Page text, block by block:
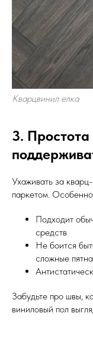
Кварцвинил елка
3.
Ухаживать за
паркетом.
Подходит
средств
Не боится
сложные пятна
Забудьте про швы,
виниловый пол